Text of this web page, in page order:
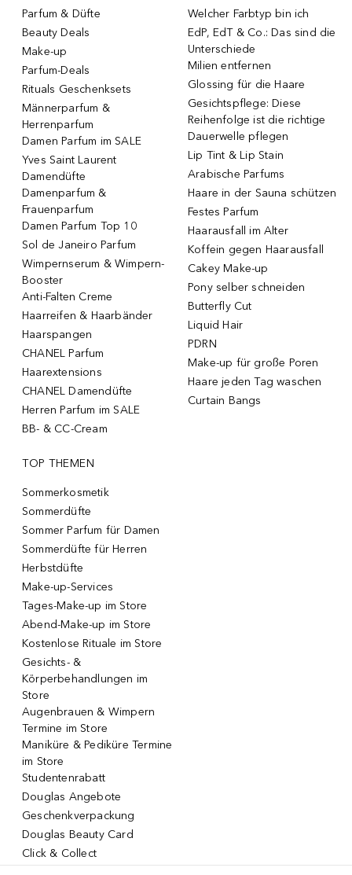
Parfum & Düfte
Beauty Deals
Make-up
Parfum-Deals
Rituals Geschenksets
Männerparfum &
Herrenparfum
Damen Parfum im SALE
Yves Saint Laurent
Damendüfte
Damenparfum &
Frauenparfum
Damen Parfum Top 10
Sol de Janeiro Parfum
Wimpernserum & Wimpern-
Booster
Anti-Falten Creme
Haarreifen & Haarbänder
Haarspangen
CHANEL Parfum
Haarextensions
CHANEL Damendüfte
Herren Parfum im SALE
BB- & CC-Cream
Welcher Farbtyp bin ich
EdP, EdT & Co.: Das sind die
Unterschiede
Milien entfernen
Glossing für die Haare
Gesichtspflege: Diese
Reihenfolge ist die richtige
Dauerwelle pflegen
Lip Tint & Lip Stain
Arabische Parfums
Haare in der Sauna schützen
Festes Parfum
Haarausfall im Alter
Koffein gegen Haarausfall
Cakey Make-up
Pony selber schneiden
Butterfly Cut
Liquid Hair
PDRN
Make-up für große Poren
Haare jeden Tag waschen
Curtain Bangs
TOP THEMEN
Sommerkosmetik
Sommerdüfte
Sommer Parfum für Damen
Sommerdüfte für Herren
Herbstdüfte
Make-up-Services
Tages-Make-up im Store
Abend-Make-up im Store
Kostenlose Rituale im Store
Gesichts- &
Körperbehandlungen im
Store
Augenbrauen & Wimpern
Termine im Store
Maniküre & Pediküre Termine
im Store
Studentenrabatt
Douglas Angebote
Geschenkverpackung
Douglas Beauty Card
Click & Collect